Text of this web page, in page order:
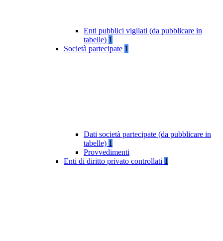
Enti pubblici vigilati (da pubblicare in
tabelle) 1
Società partecipate 1
Dati società partecipate (da pubblicare in
tabelle) 1
Provvedimenti
Enti di diritto privato controllati 1